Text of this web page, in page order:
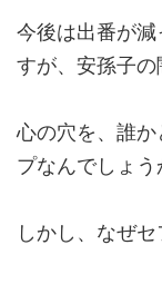
今後は出番が
すが、安孫子の
心の穴を、誰
プなんでしょう
しかし、なぜ